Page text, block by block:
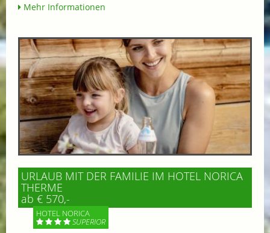
Mehr Informationen
URLAUB MIT DER FAMILIE IM HOTEL NORICA
THERME
ab € 570,-
HOTEL NORICA
SUPERIOR